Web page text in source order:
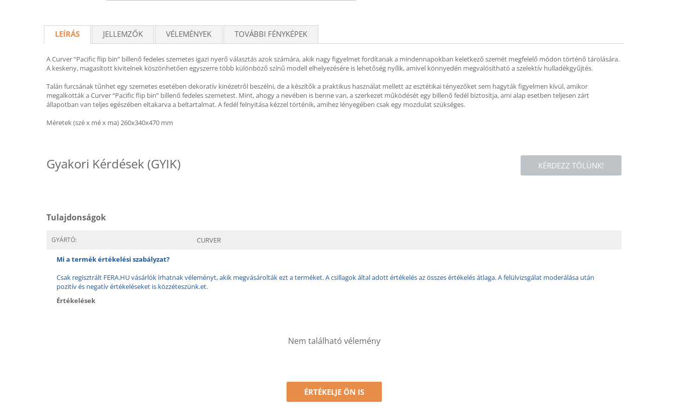
LEÍRÁS JELLEMZŐK VÉLEMÉNYEK TOVÁBBI FÉNYKÉPEK
A Curver “Pacific flip bin” billenő fedeles szemetes igazi nyerő választás azok számára, akik nagy figyelmet fordítanak a mindennapokban keletkező szemét megfelelő módon történő tárolására.
A keskeny, magasított kivitelnek köszönhetően egyszerre több különböző színű modell elhelyezésére is lehetőség nyílik, amivel könnyedén megvalósítható a szelektív hulladékgyűjtés.
Talán furcsának tűnhet egy szemetes esetében dekoratív kinézetről beszélni, de a készítők a praktikus használat mellett az esztétikai tényezőket sem hagyták figyelmen kívül, amikor
megalkották a Curver “Pacific flip bin” billenő fedeles szemetest. Mint, ahogy a nevében is benne van, a szerkezet működését egy billenő fedél biztosítja, ami alap esetben teljesen zárt
állapotban van teljes egészében eltakarva a beltartalmat. A fedél felnyitása kézzel történik, amihez lényegében csak egy mozdulat szükséges.
Méretek (szé x mé x ma) 260x340x470 mm
KÉRDEZZ TŐLÜNK!
Gyakori Kérdések (GYIK)
Tulajdonságok
GYÁRTÓ: CURVER
Mi a termék értékelési szabályzat?
Csak regisztrált FERA.HU vásárlók írhatnak véleményt, akik megvásárolták ezt a terméket. A csillagok által adott értékelés az összes értékelés átlaga. A felülvizsgálat moderálása után
pozitív és negatív értékeléseket is közzéteszünk.et.
Értékelések
Nem található vélemény
ÉRTÉKELJE ÖN IS